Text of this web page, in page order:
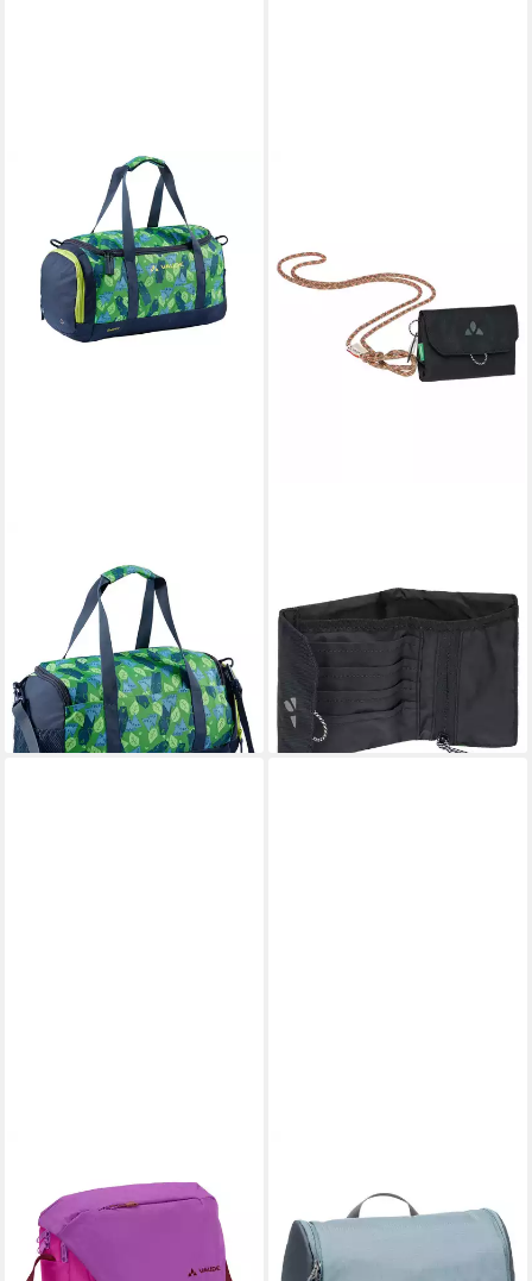
Freizeittasche Snippy (1-tlg),
Sporttasche für Kinder
ab 37,95 €
lieferbar - in 3-4 Werktagen bei dir
funktioneller Geldbeutel
ab 27,00 €
lieferbar - in 2-3 Werktagen bei dir